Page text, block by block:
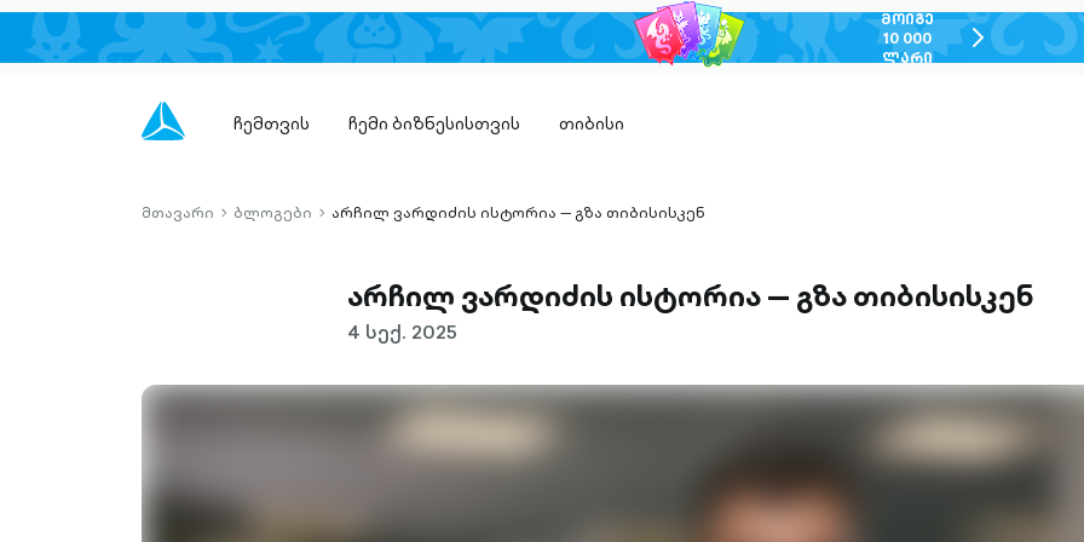
ᲛᲝᲘᲒᲔ
10 000
ᲚᲐᲠᲘ
chevron-
right-
ჩემთვის ჩემი ბიზნესისთვის თიბისი
მთავარი chevron-
ბლოგები chevron-
არჩილ ვარდიძის ისტორია — გზა თიბისისკენ
არჩილ ვარდიძის ისტორია — გზა თიბისისკენ
4 სექ. 2025